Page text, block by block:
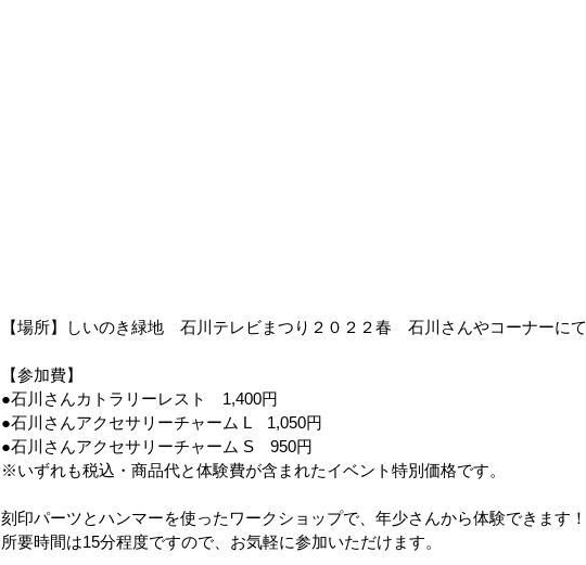
【場所】しいのき緑地　石川テレビまつり２０２２春　石川さんやコーナーにて
【参加費】
●石川さんカトラリーレスト　1,400円
●石川さんアクセサリーチャーム L　1,050円
●石川さんアクセサリーチャーム S　950円
※いずれも税込・商品代と体験費が含まれたイベント特別価格です。
刻印パーツとハンマーを使ったワークショップで、年少さんから体験できます！
所要時間は15分程度ですので、お気軽に参加いただけます。